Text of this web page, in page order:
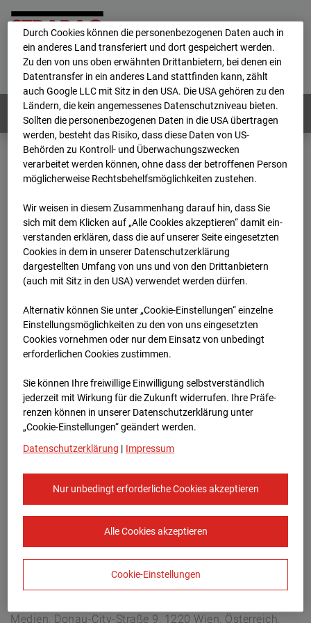
Home E-Mail Impressum
Login
Deutsch / English
Webcams: Alle Länder
Home
Österreich
BC-191 - BV-ÖBB Lastenstraße
Archiv
2026
07 08 11:00
BC-191 - BV-ÖBB
Lastenstraße
Lastenstraße 3, 5020 Salzburg
Zur Übersicht
Europe/Vienna
Medien, Donau-City-Straße 9, 1220 Wien, Österreich,
Durch Cookies können die personenbezogenen Daten auch in
ein anderes Land transferiert und dort gespeichert werden.
Zu den von uns oben erwähnten Drittanbietern, bei denen ein
Datentransfer in ein anderes Land stattfinden kann, zählt
auch Google LLC mit Sitz in den USA. Die USA gehören zu den
Ländern, die kein angemessenes Datenschutzniveau bieten.
Sollten die personenbezogenen Daten in die USA übertragen
werden, besteht das Risiko, dass diese Daten von US-
Behörden zu Kontroll- und Überwachungszwecken
verarbeitet werden können, ohne dass der betroffenen Person
möglicherweise Rechtsbehelfsmöglichkeiten zustehen.
Wir weisen in diesem Zusammenhang darauf hin, dass Sie
sich mit dem Klicken auf „Alle Cookies akzeptieren“ damit ein­
ver­standen erklären, dass die auf unserer Seite eingesetzten
Cookies in dem in unserer Datenschutzerklärung
dargestellten Umfang von uns und von den Drittanbietern
(auch mit Sitz in den USA) verwendet werden dürfen.
Alternativ können Sie unter „Cookie-Einstellungen“ einzelne
Einstellungsmöglichkeiten zu den von uns eingesetzten
Cookies vornehmen oder nur dem Einsatz von unbedingt
erforderlichen Cookies zustimmen.
Sie können Ihre freiwillige Einwilligung selbstverständlich
jederzeit mit Wirkung für die Zukunft widerrufen. Ihre Prä­fe­
renzen können in unserer Datenschutzerklärung unter
„Cookie-Einstellungen“ geändert werden.
Datenschutzerklärung | Impressum
Nur unbedingt erforderliche Cookies akzeptieren
Alle Cookies akzeptieren
Cookie-Einstellungen